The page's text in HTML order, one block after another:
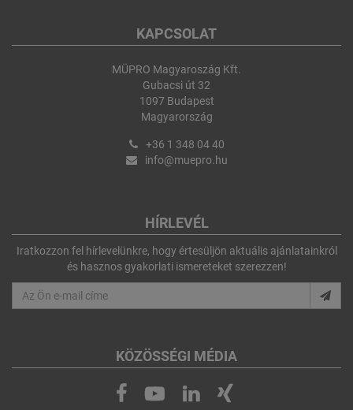
KAPCSOLAT
MÜPRO Magyaroszág Kft.
Gubacsi út 32
1097 Budapest
Magyarország
+36 1 348 04 40
info@muepro.hu
HÍRLEVÉL
Iratkozzon fel hírlevelünkre, hogy értesüljön aktuális ajánlatainkról
és hasznos gyakorlati ismereteket szerezzen!
KÖZÖSSÉGI MÉDIA